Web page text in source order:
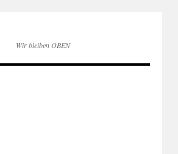
Wir bleiben OBEN